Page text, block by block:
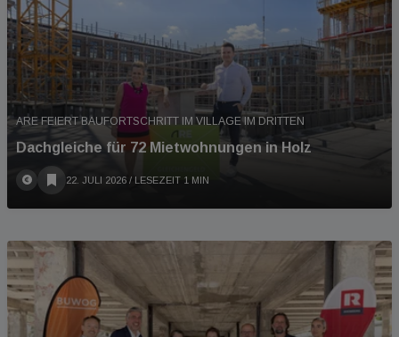
ARE FEIERT BAUFORTSCHRITT IM VILLAGE IM DRITTEN
Dachgleiche für 72 Mietwohnungen in Holz
22. JULI 2026 / LESEZEIT 1 MIN